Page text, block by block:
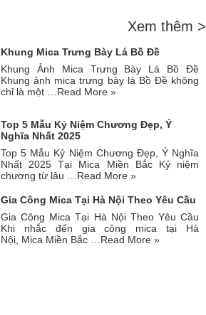
Xem thêm >
Khung Mica Trưng Bày Lá Bồ Đề
Khung Ảnh Mica Trưng Bày Lá Bồ Đề
Khung ảnh mica trưng bày lá Bồ Đề không
chỉ là một … Read More »
Top 5 Mẫu Kỷ Niệm Chương Đẹp, Ý
Nghĩa Nhất 2025
Top 5 Mẫu Kỷ Niệm Chương Đẹp, Ý Nghĩa
Nhất 2025 Tại Mica Miền Bắc Kỷ niệm
chương từ lâu … Read More »
Gia Công Mica Tại Hà Nội Theo Yêu Cầu
Gia Công Mica Tại Hà Nội Theo Yêu Cầu
Khi nhắc đến gia công mica tại Hà
Nội, Mica Miền Bắc …Read More »